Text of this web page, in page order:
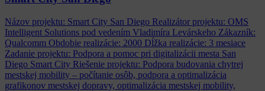
Názov projektu: Smart City San Diego Realizátor projektu: OMS
Intelligent Solutions pod vedením Vladimíra Levárskeho Zákazník:
Qualcomm Obdobie realizácie: 2000 Dĺžka realizácie: 3 mesiace
Zadanie projektu: Podpora a pomoc pri digitalizácii mesta San
Diego Smart City Riešenie projektu: Podpora budovania chytrej
mestskej mobility – počítanie osôb, podpora a optimalizácia
grafikonov mestskej dopravy, optimalizácia mestskej mobility,